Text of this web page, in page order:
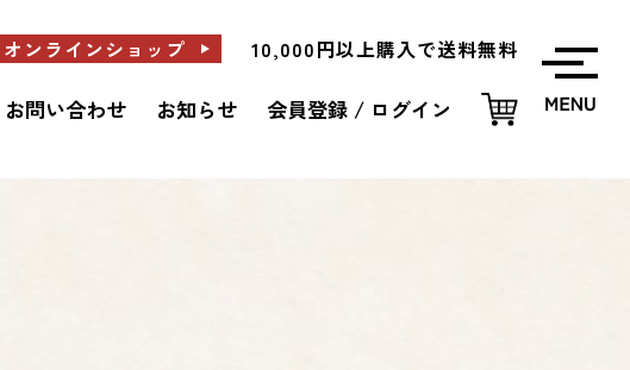
オンラインショップ 10,000円以上購入で送料無料
お問い合わせ お知らせ 会員登録 / ログイン